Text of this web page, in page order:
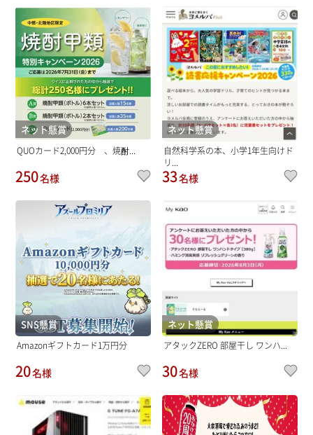
ネット懸賞
QUOカード2,000円分 、焼酎...
250名様
ネット懸賞
自然科学系の本、小学1年生向けド
リ...
33名様
SNS懸賞
Amazonギフトカード1万円分
20名様
ネット懸賞
アタックZERO 部屋干し ワンハ...
30名様